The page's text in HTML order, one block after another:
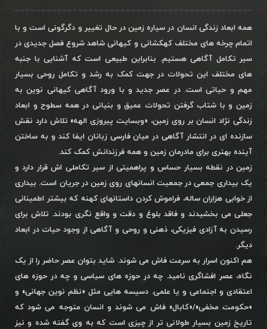
همه ابعاد زندگی انسان در سیاره زمین در حال تغییر و دگرگونی است و با
اتمام چرخه های مختلف کهکشانی و کیهانی شاهد شروع فصل جدیدی در
سیر تکامل آگاهی هستیم. بنابراین طبیعی است که آشنایی با جنبه
های مختلف این تحولات در جهت کمک به رشد و تکامل روحی بسیار
مهم و حیاتی است. در عصر جدید و با ورود آگاهی کیهانی نوین به
زمین و با شتاب گرفتن تحولات عمیق و بنیانی در همه سطوح و ابعاد
زندگی نژاد انسان بر روی زمین، «وبسایت پیروزی الهه» تلاش دارد نقش
سازنده ای در انتشار آگاهی در میان فارسی زبانان ایفا کند و به ساختن
آینده بهتری برای مادرمان زمین و همه فرزندانش کمک کند.
زمین در نقطه بسیار حساس و پراهمیتی از سیر تکاملی اش قرار دارد و
یک بیداری جمعی در جمعیت انسانهای روی زمین در جریان است. بیداری
از خوابی هزاران ساله، فراموش کردن داستانهای کهنه که بیشتر اطمینانی
جعلی می بخشیدند و فاقد بلوغ و دقت و واقع نگری بودند. تلاش برای
رسیدن به آزادی فیزیکی، ذهنی و روحی و آگاهی از وجود حیات در ابعاد
دیگر.
هم اکنون اسرار به سرعت فاش می شوند. شاید بتوان عصر حاضر را از یک
نگاه، عصر افشاگری نامید. چه در حوزه های سیاسی و چه در حوزه های
اعتقادی و اجتماعی و یا علمی. دسیسه هایی مثل «نظم نوین جهانی» و
«حکومت مخفی»/«کابال» فاش می شوند و انسان متوجه می شود که
تاریخ زمین بسیار طولانی تر از چیزی است که به وی گفته شده و نیز